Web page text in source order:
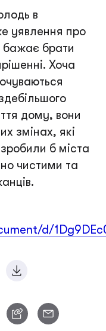
в
уявлення про
бажає брати
Хоча
дому, вони
змінах, які
б міста
чистими та
d/